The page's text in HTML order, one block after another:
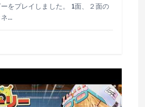
をプレイしました。 1面、２面の
…